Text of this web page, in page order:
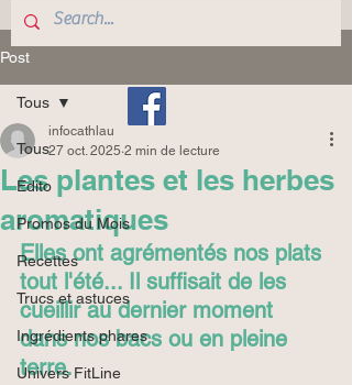
Post
Tous
Edito
Promos du Mois
Recettes
Trucs et astuces
Ingrédients phares
Univers FitLine
Tous
Les plantes et les herbes
aromatiques
infocathlau
27 oct. 2025 2 min de lecture
Elles ont agrémentés nos plats
tout l'été... Il suffisait de les
cueillir au dernier moment
dans nos bacs ou en pleine
terre.